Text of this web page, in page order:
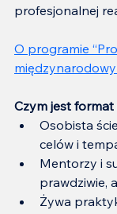
profesjonalnej
O programie
Czym jest format
Osobista
celów i
Mentorzy i
prawdziwie,
Żywa